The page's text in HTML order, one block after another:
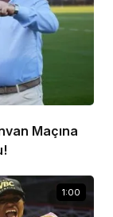
Maçına
1:00